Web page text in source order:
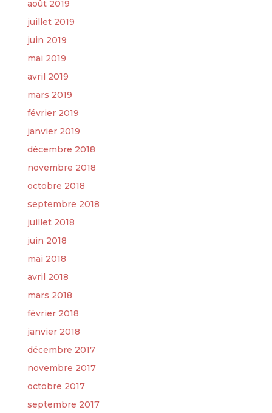
août 2019
juillet 2019
juin 2019
mai 2019
avril 2019
mars 2019
février 2019
janvier 2019
décembre 2018
novembre 2018
octobre 2018
septembre 2018
juillet 2018
juin 2018
mai 2018
avril 2018
mars 2018
février 2018
janvier 2018
décembre 2017
novembre 2017
octobre 2017
septembre 2017